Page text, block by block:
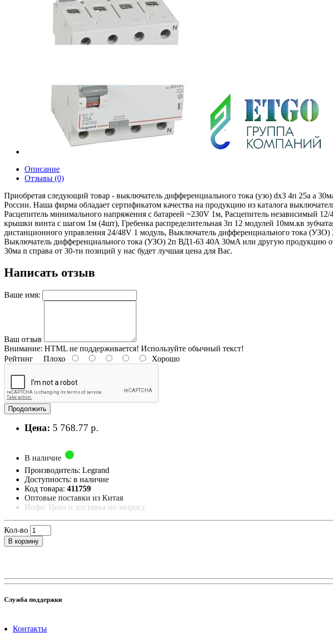
Описание
Отзывы (0)
Приобретая следующий товар - выключатель дифференциального тока (узо) dx3 4п 25а а
России. Наша фирма обладает сертификатом качества на продукцию из каталога
Расцепитель минимального напряжения с батареей ~230V 1м, Расцепитель независимый
крышки винта с шагом 1м (4шт), Гребенка распределительная 3п 12 модулей 10мм.кв
дистанционного управления 24/48V 1 модуль, Выключатель дифференциального тока
Выключатель дифференциального тока (УЗО) 2п ВД1-63 40A 30мA или другую продукцию
30ма n справа от 30-ти позиций у нас будет лучшая цена для Вас.
Написать отзыв
Ваше имя:
Ваш отзыв
Внимание: HTML не поддерживается! Используйте обычный текст!
Рейтинг Плохо Хорошо
Продолжить
Цена: 5 768.77 р.
В наличие
Производитель: Legrand
Доступность: в наличие
Код товара: 411759
Оптовые поставки из Китая
Инфо: Цена и доставка по запросу
Кол-во
В корзину
Служба поддержки
Контакты